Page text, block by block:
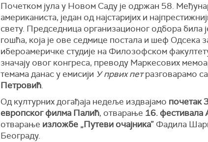
Почетком јула у Новом Саду је одржан 58.
американиста, један од најстаријих и
свету. Председница организационог одбора била
гошћа, која је ове седмице постала и шеф Одсека
ибероамеричке студије на Филозофском
значају овог конгреса, преводу Маркесових
темама данас у емисији У првих петразговарамо са
Петровић.
Од културних догађаја недеље издвајамо почетак
европског филма Палић, отварање 16.
отварање изложбе „Путеви очајника” Фадила
Београду.